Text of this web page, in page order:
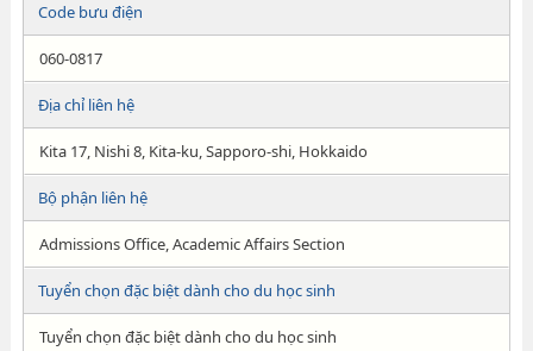
Code bưu điện
060-0817
Địa chỉ liên hệ
Kita 17, Nishi 8, Kita-ku, Sapporo-shi, Hokkaido
Bộ phận liên hệ
Admissions Office, Academic Affairs Section
Tuyển chọn đặc biệt dành cho du học sinh
Tuyển chọn đặc biệt dành cho du học sinh